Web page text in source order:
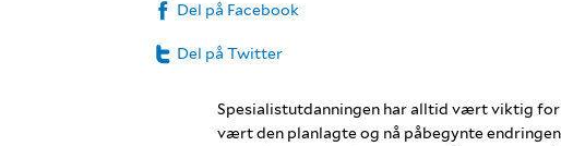
Del på Facebook
Del på Twitter
Spesialistutdanningen har alltid vært viktig for
vært den planlagte og nå påbegynte